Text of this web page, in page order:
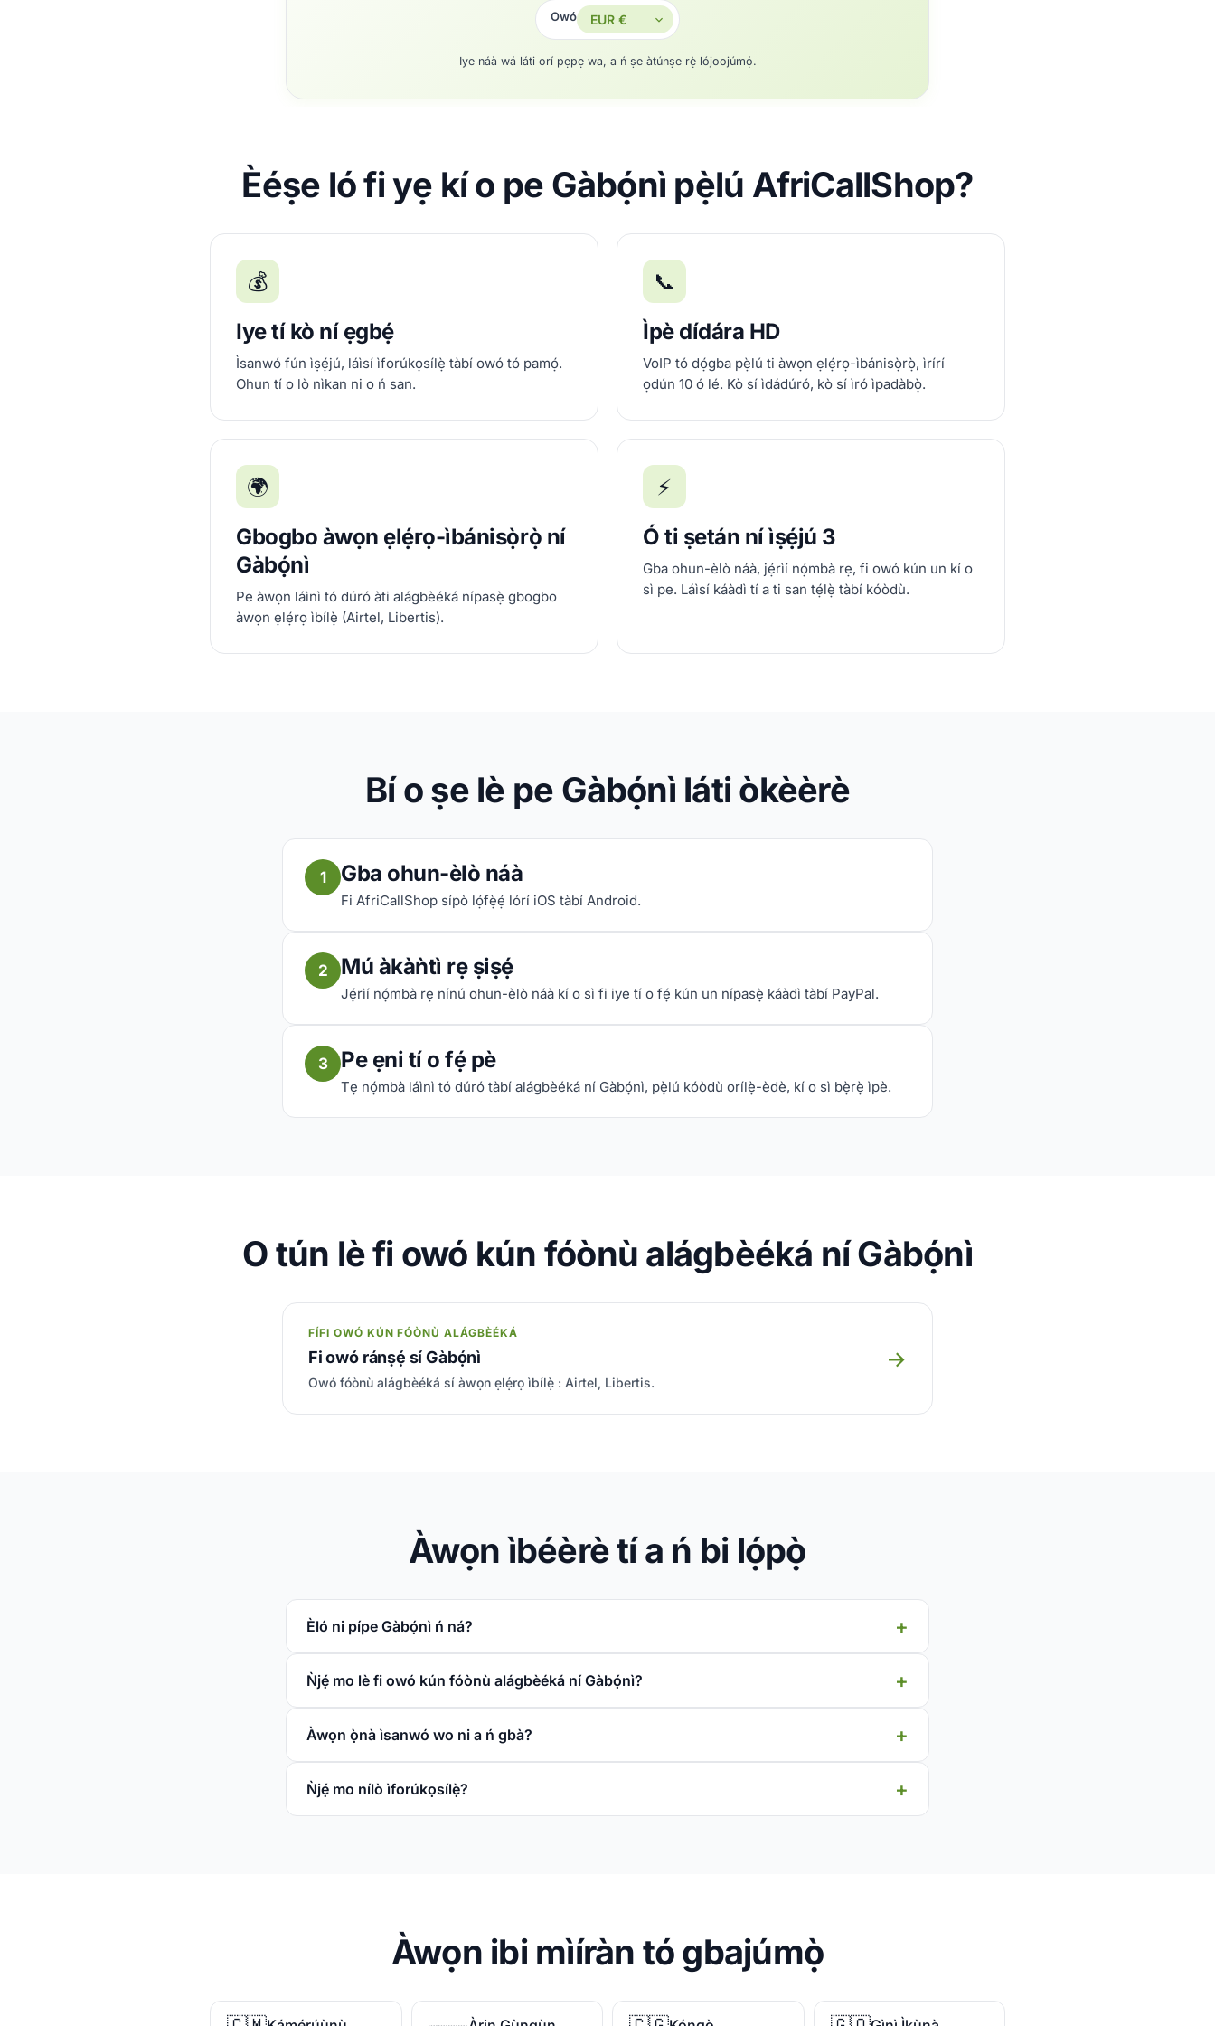
Owó
Iye náà wá láti orí pẹpẹ wa, a ń ṣe àtúnṣe rẹ̀ lójoojúmọ́.
Èéṣe ló fi yẹ kí o pe Gàbọ́nì pẹ̀lú AfriCallShop?
💰
Iye tí kò ní ẹgbẹ́
Ìsanwó fún ìṣẹ́jú, láìsí ìforúkọsílẹ̀ tàbí owó tó pamọ́.
Ohun tí o lò nìkan ni o ń san.
📞
Ìpè dídára HD
VoIP tó dọ́gba pẹ̀lú ti àwọn ẹlẹ́rọ-ìbánisọ̀rọ̀, ìrírí
ọdún 10 ó lé. Kò sí ìdádúró, kò sí ìró ìpadàbọ̀.
🌍
Gbogbo àwọn ẹlẹ́rọ-ìbánisọ̀rọ̀ ní
Gàbọ́nì
Pe àwọn láìnì tó dúró àti alágbèéká nípasẹ̀ gbogbo
àwọn ẹlẹ́rọ ìbílẹ̀ (Airtel, Libertis).
⚡
Ó ti ṣetán ní ìṣẹ́jú 3
Gba ohun-èlò náà, jẹ́rìí nọ́mbà rẹ, fi owó kún un kí o
sì pe. Láìsí káàdì tí a ti san tẹ́lẹ̀ tàbí kóòdù.
Bí o ṣe lè pe Gàbọ́nì láti òkèèrè
1 Gba ohun-èlò náà
Fi AfriCallShop sípò lọ́fẹ̀ẹ́ lórí iOS tàbí Android.
2 Mú àkàǹtì rẹ ṣiṣẹ́
Jẹ́rìí nọ́mbà rẹ nínú ohun-èlò náà kí o sì fi iye tí o fẹ́ kún un nípasẹ̀ káàdì tàbí PayPal.
3 Pe ẹni tí o fẹ́ pè
Tẹ nọ́mbà láìnì tó dúró tàbí alágbèéká ní Gàbọ́nì, pẹ̀lú kóòdù orílẹ̀-èdè, kí o sì bẹ̀rẹ̀ ìpè.
O tún lè fi owó kún fóònù alágbèéká ní Gàbọ́nì
FÍFI OWÓ KÚN FÓÒNÙ ALÁGBÈÉKÁ
Fi owó ránṣẹ́ sí Gàbọ́nì
Owó fóònù alágbèéká sí àwọn ẹlẹ́rọ ìbílẹ̀ : Airtel, Libertis.
→
Àwọn ìbéèrè tí a ń bi lọ́pọ̀
Èló ni pípe Gàbọ́nì ń ná?
Ǹjẹ́ mo lè fi owó kún fóònù alágbèéká ní Gàbọ́nì?
Àwọn ọ̀nà ìsanwó wo ni a ń gbà?
Ǹjẹ́ mo nílò ìforúkọsílẹ̀?
Àwọn ibi mìíràn tó gbajúmọ̀